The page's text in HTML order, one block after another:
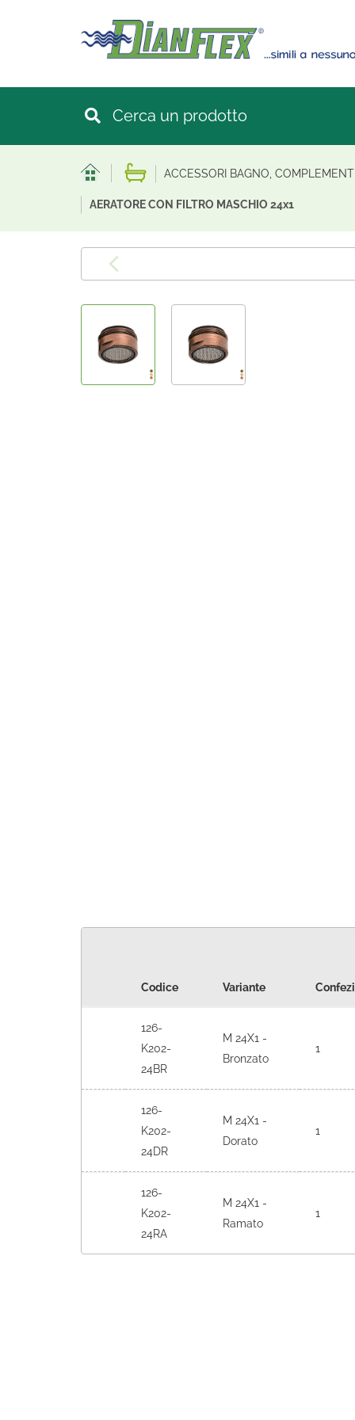
ACCESSORI BAGNO,
AERATORE CON FILTRO MASCHIO 24x1
Codice Variante
126-
K202-
24BR
M 24X1 -
Bronzato
1
126-
K202-
24DR
M 24X1 -
Dorato
1
126-
K202-
24RA
M 24X1 -
Ramato
1